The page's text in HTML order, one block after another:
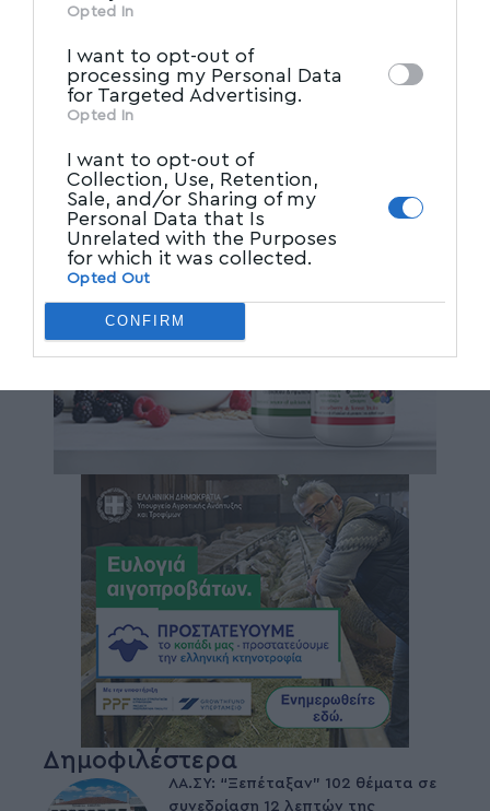
other third parties.
Opted In
I want to opt-out of
processing my Personal Data
for Targeted Advertising.
Opted In
I want to opt-out of
Collection, Use, Retention,
Sale, and/or Sharing of my
Personal Data that Is
Unrelated with the Purposes
for which it was collected.
Opted Out
CONFIRM
Δημοφιλέστερα
ΛΑ.ΣΥ: “Ξεπέταξαν” 102 θέματα σε
συνεδρίαση 12 λεπτών της